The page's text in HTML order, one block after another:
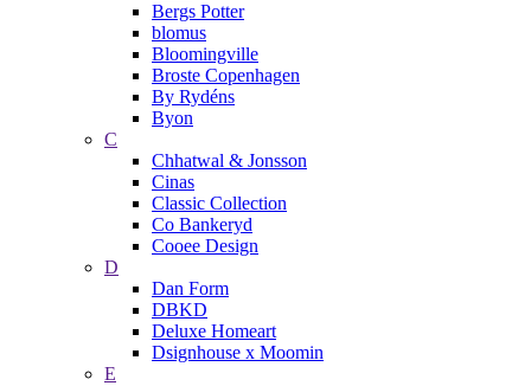
Bergs Potter
blomus
Bloomingville
Broste Copenhagen
By Rydéns
Byon
C
Chhatwal & Jonsson
Cinas
Classic Collection
Co Bankeryd
Cooee Design
D
Dan Form
DBKD
Deluxe Homeart
Dsignhouse x Moomin
E